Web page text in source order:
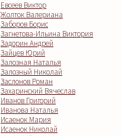
Евсеев Виктор
Жолток Валериана
Заборов Борис
Загнетова-Ильина Виктория
Задорин Андрей
Зайцев Юрий
Залозная Наталья
Залозный Николай
Заслонов Роман
Захаринский Вячеслав
Иванов Григорий
Иванова Наталья
Исаенок Мария
Исаенок Николай